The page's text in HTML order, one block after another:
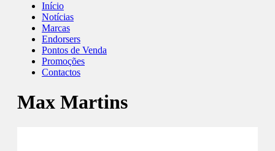
Início
Notícias
Marcas
Endorsers
Pontos de Venda
Promoções
Contactos
Max Martins